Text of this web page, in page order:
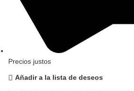
Precios justos
Añadir a la lista de deseos